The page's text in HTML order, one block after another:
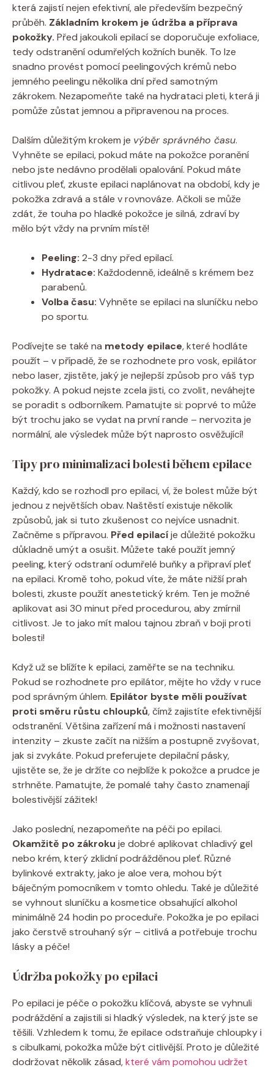
která zajistí nejen efektivní, ale především bezpečný
průběh. Základním krokem je údržba a příprava
pokožky. Před jakoukoli epilací se doporučuje exfoliace,
tedy odstranění odumřelých kožních buněk. To lze
snadno provést pomocí peelingových krémů nebo
jemného peelingu několika dní před samotným
zákrokem. Nezapomeňte také na hydrataci pleti, která ji
pomůže zůstat jemnou a připravenou na proces.
Dalším důležitým krokem je výběr správného času.
Vyhněte se epilaci, pokud máte na pokožce poranění
nebo jste nedávno prodělali opalování. Pokud máte
citlivou pleť, zkuste epilaci naplánovat na období, kdy je
pokožka zdravá a stále v rovnováze. Ačkoli se může
zdát, že touha po hladké pokožce je silná, zdraví by
mělo být vždy na prvním místě!
Peeling: 2-3 dny před epilací.
Hydratace: Každodenně, ideálně s krémem bez
parabenů.
Volba času: Vyhněte se epilaci na sluníčku nebo
po sportu.
Podívejte se také na metody epilace, které hodláte
použít – v případě, že se rozhodnete pro vosk, epilátor
nebo laser, zjistěte, jaký je nejlepší způsob pro váš typ
pokožky. A pokud nejste zcela jisti, co zvolit, neváhejte
se poradit s odborníkem. Pamatujte si: poprvé to může
být trochu jako se vydat na první rande – nervozita je
normální, ale výsledek může být naprosto osvěžující!
Tipy pro minimalizaci bolesti během epilace
Každý, kdo se rozhodl pro epilaci, ví, že bolest může být
jednou z největších obav. Naštěstí existuje několik
způsobů, jak si tuto zkušenost co nejvíce usnadnit.
Začněme s přípravou. Před epilacíje důležité pokožku
důkladně umýt a osušit. Můžete také použít jemný
peeling, který odstraní odumřelé buňky a připraví pleť
na epilaci. Kromě toho, pokud víte, že máte nižší prah
bolesti, zkuste použít anestetický krém. Ten je možné
aplikovat asi 30 minut před procedurou, aby zmírnil
citlivost. Je to jako mít malou tajnou zbraň v boji proti
bolesti!
Když už se blížíte k epilaci, zaměřte se na techniku.
Pokud se rozhodnete pro epilátor, mějte ho vždy v ruce
pod správným úhlem. Epilátor byste měli používat
proti směru růstu chloupků, čímž zajistíte efektivnější
odstranění. Většina zařízení má i možnosti nastavení
intenzity – zkuste začít na nižším a postupně zvyšovat,
jak si zvykáte. Pokud preferujete depilační pásky,
ujistěte se, že je držíte co nejblíže k pokožce a prudce je
strhněte. Pamatujte, že pomalé tahy často znamenají
bolestivější zážitek!
Jako poslední, nezapomeňte na péči po epilaci.
Okamžitě po zákroku je dobré aplikovat chladivý gel
nebo krém, který zklidní podrážděnou pleť. Různé
bylinkové extrakty, jako je aloe vera, mohou být
báječným pomocníkem v tomto ohledu. Také je důležité
se vyhnout sluníčku a kosmetice obsahující alkohol
minimálně 24 hodin po proceduře. Pokožka je po epilaci
jako čerstvě strouhaný sýr – citlivá a potřebuje trochu
lásky a péče!
Údržba pokožky po epilaci
Po epilaci je péče o pokožku klíčová, abyste se vyhnuli
podráždění a zajistili si hladký výsledek, na který jste se
těšili. Vzhledem k tomu, že epilace odstraňuje chloupky i
s cibulkami, pokožka může být citlivější. Proto je důležité
dodržovat několik zásad,které vám pomohou udržet